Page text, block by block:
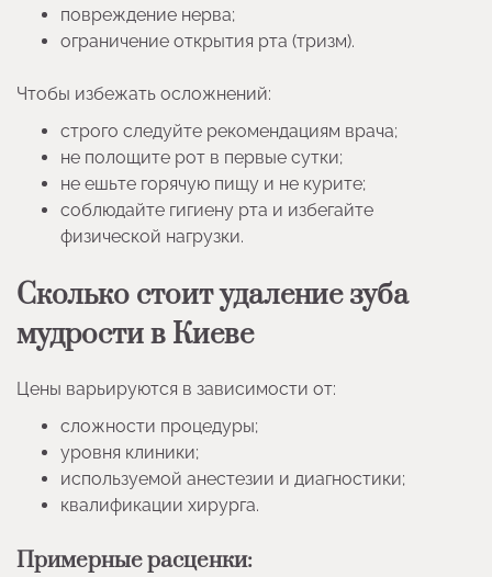
повреждение нерва;
ограничение открытия рта (тризм).
Чтобы избежать осложнений:
строго следуйте рекомендациям врача;
не полощите рот в первые сутки;
не ешьте горячую пищу и не курите;
соблюдайте гигиену рта и избегайте
физической нагрузки.
Сколько стоит удаление зуба
мудрости в Киеве
Цены варьируются в зависимости от:
сложности процедуры;
уровня клиники;
используемой анестезии и диагностики;
квалификации хирурга.
Примерные расценки: